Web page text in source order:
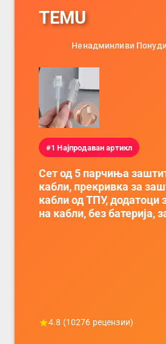
TEMU
Ненадминливи
#1 Најпродаван артикл
Сет од 5 парчиња
кабли, прекривка за
кабли од ТПУ, додатоци
на кабли, без батерија,
4.8 (10276 рецензии)